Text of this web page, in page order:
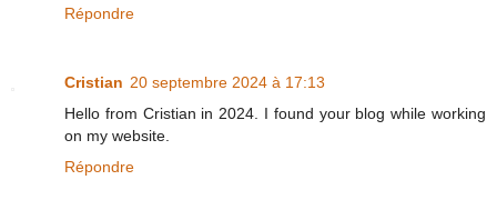
Répondre
Cristian 20 septembre 2024 à 17:13
Hello from Cristian in 2024. I found your blog while working
on my website.
Répondre